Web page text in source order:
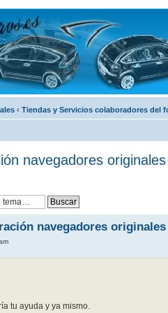
‹ Tiendas y Servicios colaboradores del
navegadores originales
navegadores originales
tu ayuda y ya mismo.